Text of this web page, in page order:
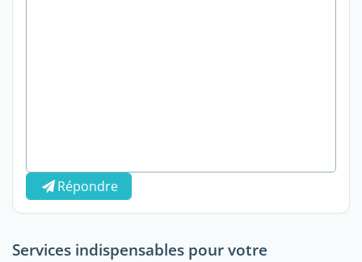
Répondre
Services indispensables pour votre